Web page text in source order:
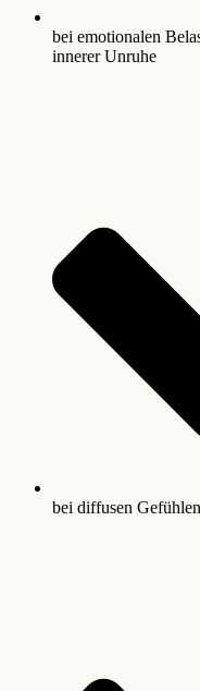
bei emotionalen
innerer Unruhe
bei diffusen